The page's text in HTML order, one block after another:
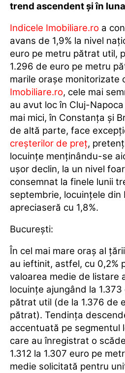
trend ascendent și în
Indicele Imobiliare.ro a
avans de 1,9% la nivel
euro pe metru pătrat util,
1.296 de euro pe metru
marile orașe monitorizate
Imobiliare.ro, cele mai
au avut loc în Cluj-
mai mici, în Constanța și
de altă parte, face
creșterilor de preț,
locuințe menținându-se
ușor declin, la un nivel
consemnat la finele lunii
septembrie, locuințele din
apreciaseră cu 1,8%.
București:
În cel mai mare oraș al
au ieftinit, astfel, cu 0,2%
valoarea medie de listare
locuințe ajungând la
pătrat util (de la 1.376 de
pătrat). Tendința
accentuată pe segmentul
care au înregistrat o
1.312 la 1.307 euro pe
medie solicitată pentru